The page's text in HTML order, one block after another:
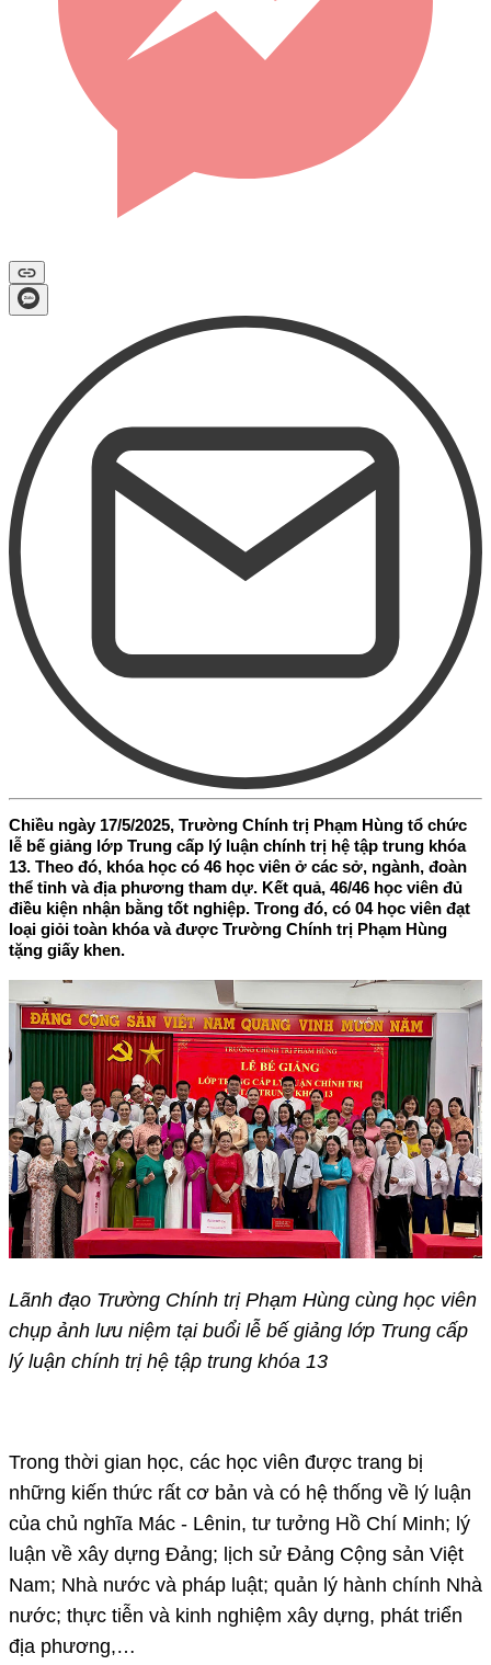
Chiều ngày 17/5/2025, Trường Chính trị Phạm Hùng tổ chức
lễ bế giảng lớp Trung cấp lý luận chính trị hệ tập trung khóa
13. Theo đó, khóa học có 46 học viên ở các sở, ngành, đoàn
thể tỉnh và địa phương tham dự. Kết quả, 46/46 học viên đủ
điều kiện nhận bằng tốt nghiệp. Trong đó, có 04 học viên đạt
loại giỏi toàn khóa và được Trường Chính trị Phạm Hùng
tặng giấy khen.
Lãnh đạo Trường Chính trị Phạm Hùng cùng học viên
chụp ảnh lưu niệm tại buổi lễ bế giảng lớp Trung cấp
lý luận chính trị hệ tập trung khóa 13
Trong thời gian học, các học viên được trang bị
những kiến thức rất cơ bản và có hệ thống về lý luận
của chủ nghĩa Mác - Lênin, tư tưởng Hồ Chí Minh; lý
luận về xây dựng Đảng; lịch sử Đảng Cộng sản Việt
Nam; Nhà nước và pháp luật; quản lý hành chính Nhà
nước; thực tiễn và kinh nghiệm xây dựng, phát triển
địa phương,…